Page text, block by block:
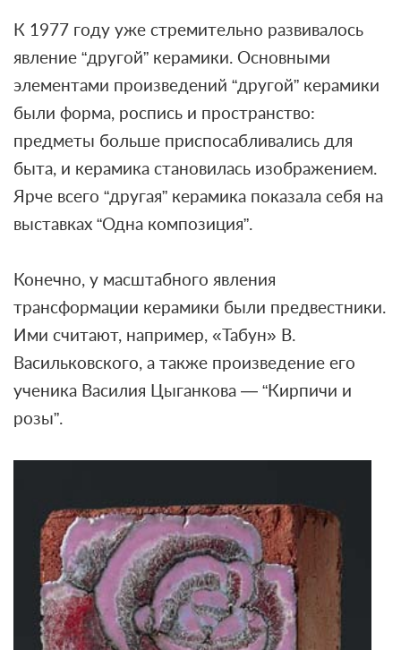
К 1977 году уже стремительно развивалось
явление “другой” керамики. Основными
элементами произведений “другой” керамики
были форма, роспись и пространство:
предметы больше приспосабливались для
быта, и керамика становилась изображением.
Ярче всего “другая” керамика показала себя на
выставках “Одна композиция”.
Конечно, у масштабного явления
трансформации керамики были предвестники.
Ими считают, например, «Табун» В.
Васильковского, а также произведение его
ученика Василия Цыганкова — “Кирпичи и
розы”.